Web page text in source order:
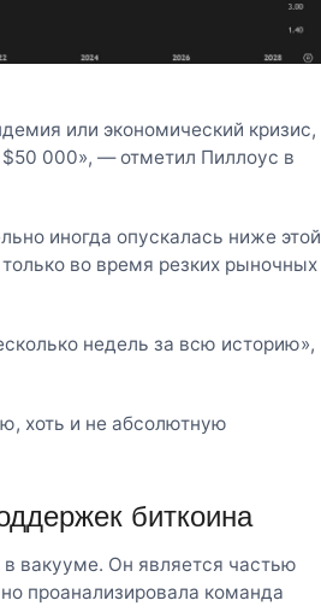
или экономический кризис,
$50 000», — отметил Пиллоус в
иногда опускалась ниже этой
во время резких рыночных
недель за всю историю»,
хоть и не абсолютную
биткоина
вакууме. Он является частью
проанализировала команда